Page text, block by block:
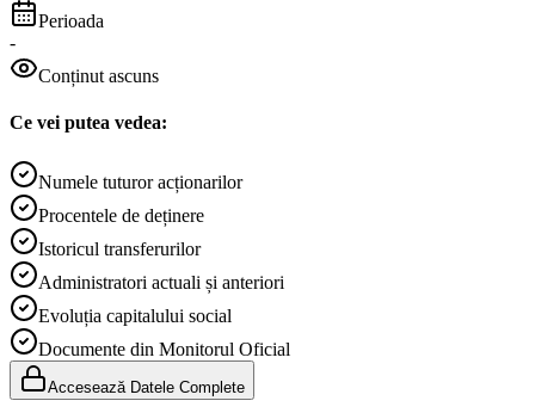
Perioada
-
Conținut ascuns
Ce vei putea vedea:
Numele tuturor acționarilor
Procentele de deținere
Istoricul transferurilor
Administratori actuali și anteriori
Evoluția capitalului social
Documente din Monitorul Oficial
Accesează Datele Complete